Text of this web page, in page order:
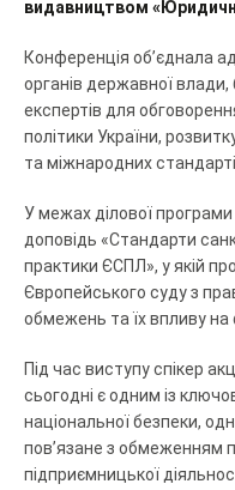
видавництвом
Конференція об’єднала
органів державної влади,
експертів для
політики України,
та міжнародних
У межах ділової
доповідь «Стандарти
практики ЄСПЛ», у якій
Європейського суду з
обмежень та їх впливу
Під час виступу спікер
сьогодні є одним із
національної безпеки,
пов’язане з обмеженням
підприємницької